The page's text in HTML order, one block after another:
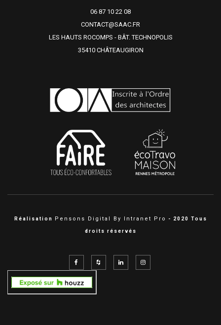
06 87 10 22 08
CONTACT@SAAC.FR
LES HAUTS ROCOMPS - BÂT. TECHNOPOLIS
35410 CHÂTEAUGIRON
Réalisation Pensons Digital By Intranet Pro - 2020 Tous
droits réservés